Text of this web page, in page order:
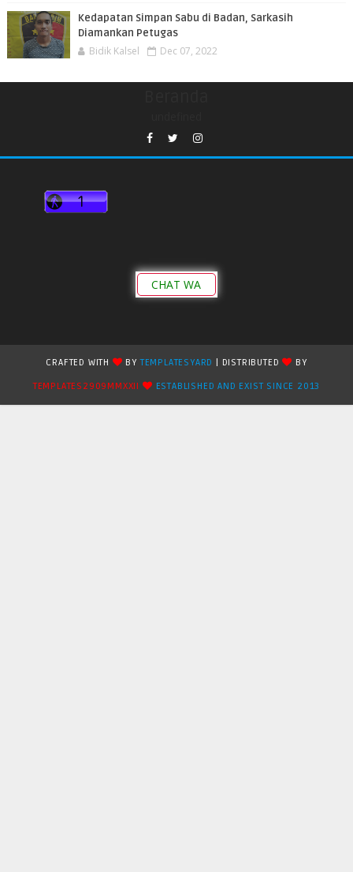
Kedapatan Simpan Sabu di Badan, Sarkasih
Diamankan Petugas
Bidik Kalsel Dec 07, 2022
CHAT WA
CRAFTED WITH BYTEMPLATESYARD | DISTRIBUTED
BY
TEMPLATES2909MMXXII
ESTABLISHED AND EXIST SINCE 2013